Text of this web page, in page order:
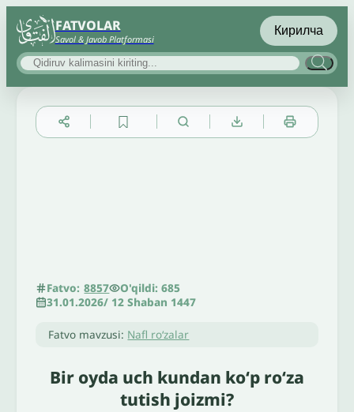
FATVOLAR
Savol & Javob Platformasi
Кирилча
Fatvo: 8857
O'qildi: 685
31.01.2026/ 12 Shaban 1447
Fatvo mavzusi: Nafl roʻzalar
Bir oyda uch kundan koʻp roʻza
tutish joizmi?